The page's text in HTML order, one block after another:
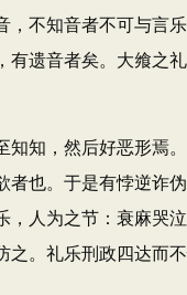
不知音者不可与
遗音者矣。大飨之
，然后好恶形焉
也。于是有悖逆诈
人为之节：衰麻哭
。礼乐刑政四达而不